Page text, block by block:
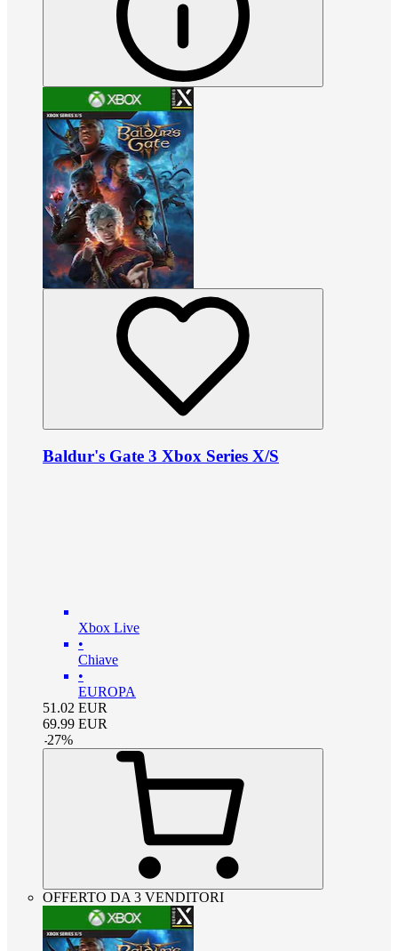
Baldur's Gate 3 Xbox Series X/S
Xbox Live
•
Chiave
•
EUROPA
51.02 EUR
69.99 EUR
-27%
OFFERTO DA 3 VENDITORI